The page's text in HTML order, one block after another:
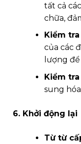
tất cả
chữa,
Kiểm
của các
lượng
Kiểm
sung
6. Khởi động lại
Từ từ